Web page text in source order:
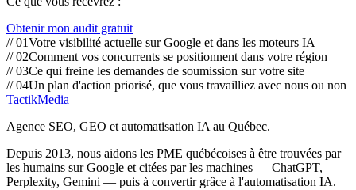
Obtenir mon audit gratuit
//01Votre visibilité actuelle sur Google et dans les moteurs IA
//02Comment vos concurrents se positionnent dans votre région
//03Ce qui freine les demandes de soumission sur votre site
//04Un plan d'action priorisé, que vous travailliez avec nous ou non
TactikMedia
Agence SEO, GEO et automatisation IA au Québec.
Depuis 2013, nous aidons les PME québécoises à être trouvées par
les humains sur Google et citées par les machines — ChatGPT,
Perplexity, Gemini — puis à convertir grâce à l'automatisation IA.